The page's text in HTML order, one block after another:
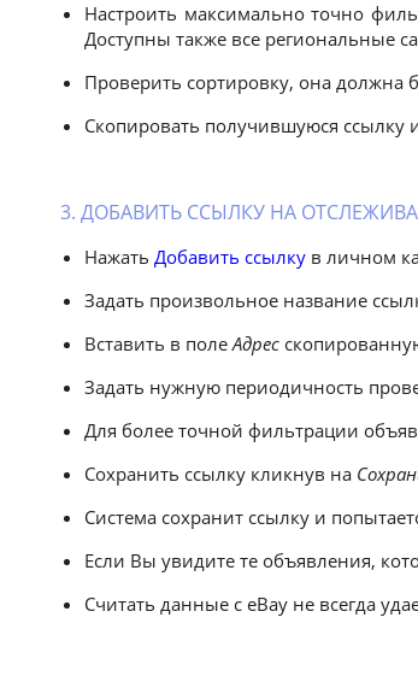
Настроить максимально точно
Доступны также все региональные
Проверить сортировку, она должна
Скопировать получившуюся ссылку
3. ДОБАВИТЬ ССЫЛКУ НА
Нажать Добавить ссылку в личном
Задать произвольное название
Вставить в полеАдрес
Задать нужную периодичность
Для более точной фильтрации
Сохранить ссылку кликнув на
Система сохранит ссылку и
Если Вы увидите те объявления,
Считать данные с eBay не всегда